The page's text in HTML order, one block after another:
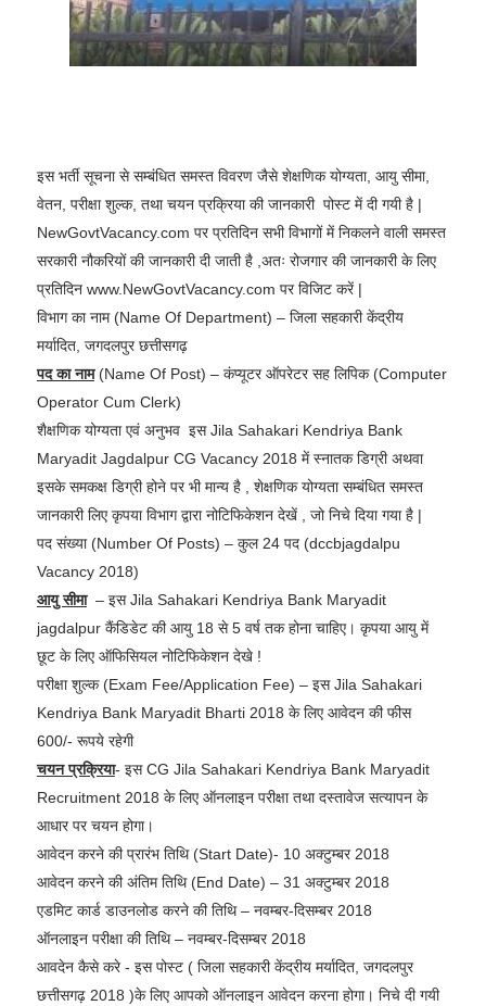
इस भर्ती सूचना से सम्बंधित समस्त विवरण जैसे शेक्षणिक योग्यता, आयु सीमा,
वेतन, परीक्षा शुल्क, तथा चयन प्रक्रिया की जानकारी पोस्ट में दी गयी है |
NewGovtVacancy.com पर प्रतिदिन सभी विभागों में निकलने वाली समस्त
सरकारी नौकरियों की जानकारी दी जाती है ,अतः रोजगार की जानकारी के लिए
प्रतिदिन www.NewGovtVacancy.com पर विजिट करें |
विभाग का नाम (Name Of Department) – जिला सहकारी केंद्रीय
मर्यादित, जगदलपुर छत्तीसगढ़
पद का नाम(Name Of Post) – कंप्यूटर ऑपरेटर सह लिपिक (Computer
Operator Cum Clerk)
शैक्षणिक योग्यता एवं अनुभव इस Jila Sahakari Kendriya Bank
Maryadit Jagdalpur CG Vacancy 2018 में स्नातक डिग्री अथवा
इसके समकक्ष डिग्री होने पर भी मान्य है , शेक्षणिक योग्यता सम्बंधित समस्त
जानकारी लिए कृपया विभाग द्वारा नोटिफिकेशन देखें , जो निचे दिया गया है |
पद संख्या (Number Of Posts) – कुल 24 पद (dccbjagdalpu
Vacancy 2018)
आयु सीमा– इस Jila Sahakari Kendriya Bank Maryadit
jagdalpur कैंडिडेट की आयु 18 से 5 वर्ष तक होना चाहिए। कृपया आयु में
छूट के लिए ऑफिसियल नोटिफिकेशन देखे !
परीक्षा शुल्क (Exam Fee/Application Fee) – इस Jila Sahakari
Kendriya Bank Maryadit Bharti 2018 के लिए आवेदन की फीस
600/- रूपये रहेगी
चयन प्रक्रिया- इस CG Jila Sahakari Kendriya Bank Maryadit
Recruitment 2018 के लिए ऑनलाइन परीक्षा तथा दस्तावेज सत्यापन के
आधार पर चयन होगा।
आवेदन करने की प्रारंभ तिथि (Start Date)- 10 अक्टुम्बर 2018
आवेदन करने की अंतिम तिथि (End Date) – 31 अक्टुम्बर 2018
एडमिट कार्ड डाउनलोड करने की तिथि – नवम्बर-दिसम्बर 2018
ऑनलाइन परीक्षा की तिथि – नवम्बर-दिसम्बर 2018
आवदेन कैसे करे - इस पोस्ट ( जिला सहकारी केंद्रीय मर्यादित, जगदलपुर
छत्तीसगढ़ 2018 )के लिए आपको ऑनलाइन आवेदन करना होगा। निचे दी गयी